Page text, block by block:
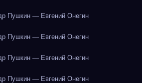
Пушкин — Евгений Онегин
Пушкин — Евгений Онегин
Пушкин — Евгений Онегин
Пушкин — Евгений Онегин